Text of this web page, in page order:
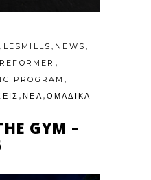
, LESMILLS , NEWS ,
,
PROGRAM ,
,ΝΕΑ , ΟΜΑΔΙΚΑ
GYM –